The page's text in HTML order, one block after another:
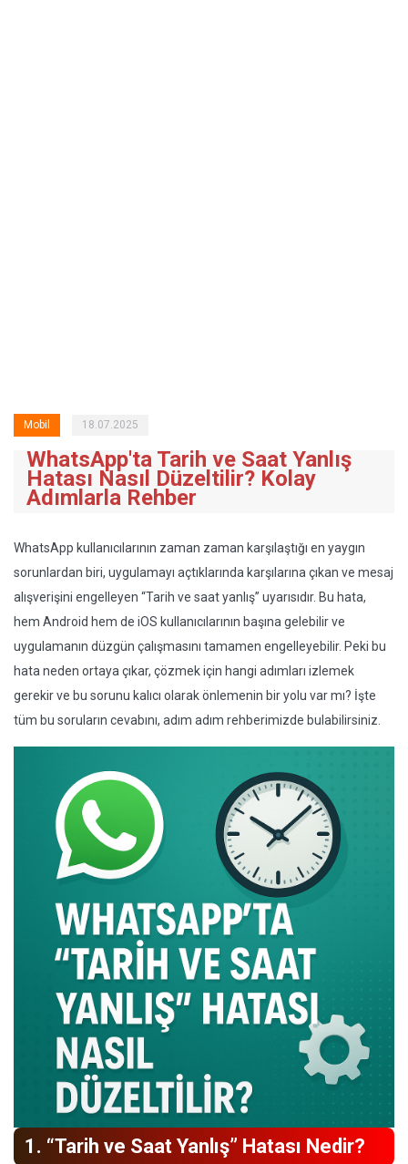
Mobil 18.07.2025
WhatsApp'ta Tarih ve Saat Yanlış
Hatası Nasıl Düzeltilir? Kolay
Adımlarla Rehber
WhatsApp kullanıcılarının zaman zaman karşılaştığı en yaygın
sorunlardan biri, uygulamayı açtıklarında karşılarına çıkan ve mesaj
alışverişini engelleyen “Tarih ve saat yanlış” uyarısıdır. Bu hata,
hem Android hem de iOS kullanıcılarının başına gelebilir ve
uygulamanın düzgün çalışmasını tamamen engelleyebilir. Peki bu
hata neden ortaya çıkar, çözmek için hangi adımları izlemek
gerekir ve bu sorunu kalıcı olarak önlemenin bir yolu var mı? İşte
tüm bu soruların cevabını, adım adım rehberimizde bulabilirsiniz.
1. “Tarih ve Saat Yanlış” Hatası Nedir?